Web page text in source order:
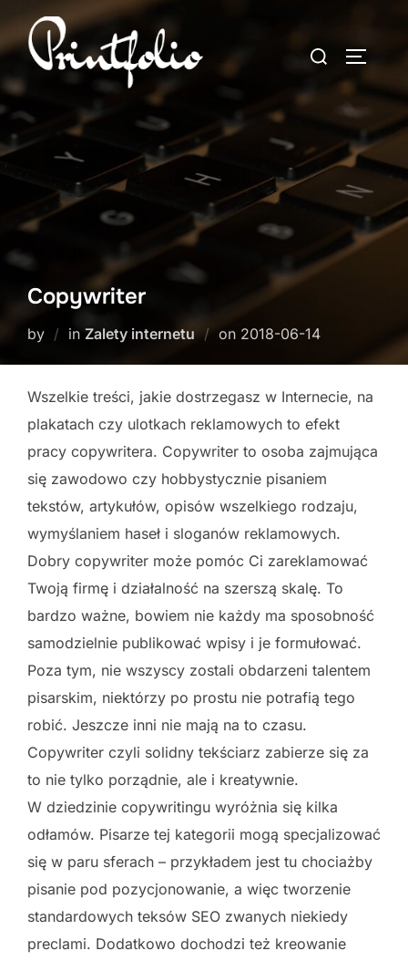
content
Search
Copywriter
by in Zalety internetu on Posted
2018-06-14
Wszelkie treści, jakie dostrzegasz w Internecie, na
plakatach czy ulotkach reklamowych to efekt
pracy copywritera. Copywriter to osoba zajmująca
się zawodowo czy hobbystycznie pisaniem
tekstów, artykułów, opisów wszelkiego rodzaju,
wymyślaniem haseł i sloganów reklamowych.
Dobry copywriter może pomóc Ci zareklamować
Twoją firmę i działalność na szerszą skalę. To
bardzo ważne, bowiem nie każdy ma sposobność
samodzielnie publikować wpisy i je formułować.
Poza tym, nie wszyscy zostali obdarzeni talentem
pisarskim, niektórzy po prostu nie potrafią tego
robić. Jeszcze inni nie mają na to czasu.
Copywriter czyli solidny tekściarz zabierze się za
to nie tylko porządnie, ale i kreatywnie.
W dziedzinie copywritingu wyróżnia się kilka
odłamów. Pisarze tej kategorii mogą specjalizować
się w paru sferach – przykładem jest tu chociażby
pisanie pod pozycjonowanie, a więc tworzenie
standardowych teksów SEO zwanych niekiedy
preclami. Dodatkowo dochodzi też kreowanie